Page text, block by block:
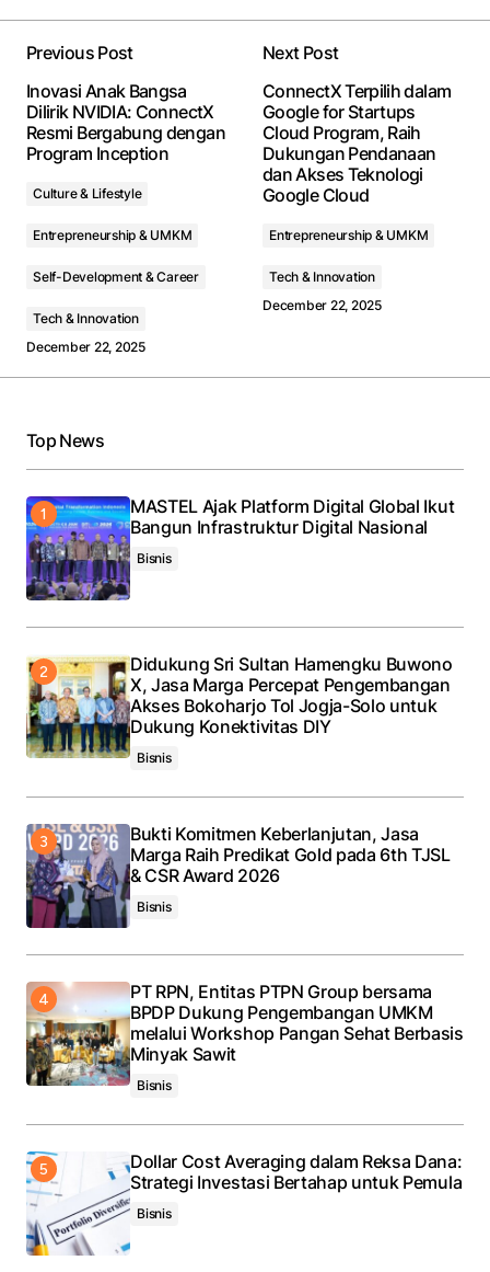
fields are marked
Comment*
Your Name
Your E-mail
for the next time I comment.
Submit Comment
Previous Post
Inovasi Anak Bangsa
Dilirik NVIDIA: ConnectX
Resmi Bergabung dengan
Program Inception
Culture & Lifestyle
Entrepreneurship & UMKM
Self-Development & Career
Tech & Innovation
December 22, 2025
Next Post
ConnectX Terpilih dalam
Google for Startups
Cloud Program, Raih
Dukungan Pendanaan
dan Akses Teknologi
Google Cloud
Entrepreneurship & UMKM
Tech & Innovation
December 22, 2025
Top News
MASTEL Ajak Platform Digital Global Ikut
Bangun Infrastruktur Digital Nasional
Bisnis
Didukung Sri Sultan Hamengku Buwono
X, Jasa Marga Percepat Pengembangan
Akses Bokoharjo Tol Jogja-Solo untuk
Dukung Konektivitas DIY
Bisnis
Bukti Komitmen Keberlanjutan, Jasa
Marga Raih Predikat Gold pada 6th TJSL
& CSR Award 2026
Bisnis
PT RPN, Entitas PTPN Group bersama
BPDP Dukung Pengembangan UMKM
melalui Workshop Pangan Sehat Berbasis
Minyak Sawit
Bisnis
Dollar Cost Averaging dalam Reksa Dana:
Strategi Investasi Bertahap untuk Pemula
Bisnis